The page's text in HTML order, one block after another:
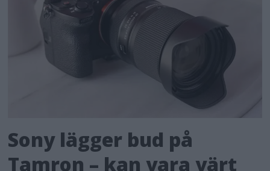
Sony lägger bud på
Tamron – kan vara värt